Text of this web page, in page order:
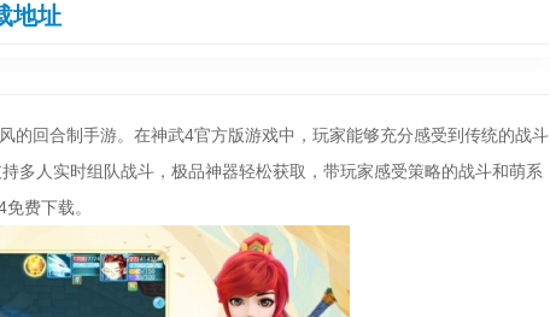
地址
的回合制手游。在神武4官方版游戏中，玩家能够充分感受到传统的战斗
多人实时组队战斗，极品神器轻松获取，带玩家感受策略的战斗和萌系
费下载。